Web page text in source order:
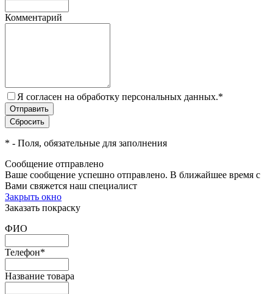
Комментарий
Я согласен на обработку персональных данных.*
* - Поля, обязательные для заполнения
Сообщение отправлено
Ваше сообщение успешно отправлено. В ближайшее время с
Вами свяжется наш специалист
Закрыть окно
Заказать покраску
ФИО
Телефон*
Название товара